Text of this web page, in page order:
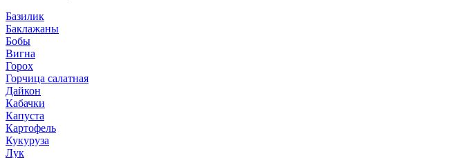
Базилик
Баклажаны
Бобы
Вигна
Горох
Горчица салатная
Дайкон
Кабачки
Капуста
Картофель
Кукуруза
Лук